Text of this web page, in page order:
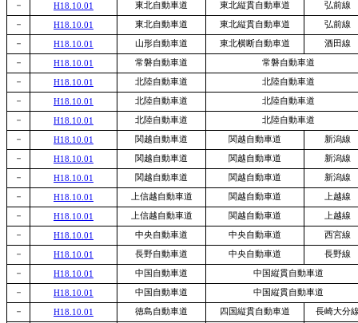
－ H18.10.01 東北自動車道 東北縦貫自動車道 弘前線
－ H18.10.01 東北自動車道 東北縦貫自動車道 弘前線
－ H18.10.01 山形自動車道 東北横断自動車道 酒田線
－ H18.10.01 常磐自動車道 常磐自動車道
－ H18.10.01 北陸自動車道 北陸自動車道
－ H18.10.01 北陸自動車道 北陸自動車道
－ H18.10.01 北陸自動車道 北陸自動車道
－ H18.10.01 関越自動車道 関越自動車道 新潟線
－ H18.10.01 関越自動車道 関越自動車道 新潟線
－ H18.10.01 関越自動車道 関越自動車道 新潟線
－ H18.10.01 上信越自動車道 関越自動車道 上越線
－ H18.10.01 上信越自動車道 関越自動車道 上越線
－ H18.10.01 中央自動車道 中央自動車道 西宮線
－ H18.10.01 長野自動車道 中央自動車道 長野線
－ H18.10.01 中国自動車道 中国縦貫自動車道
－ H18.10.01 中国自動車道 中国縦貫自動車道
－ H18.10.01 徳島自動車道 四国縦貫自動車道 長崎大分